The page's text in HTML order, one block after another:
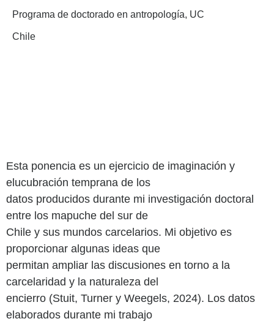
Programa de doctorado en antropología, UC
Chile
Esta ponencia es un ejercicio de imaginación y
elucubración temprana de los
datos producidos durante mi investigación doctoral
entre los mapuche del sur de
Chile y sus mundos carcelarios. Mi objetivo es
proporcionar algunas ideas que
permitan ampliar las discusiones en torno a la
carcelaridad y la naturaleza del
encierro (Stuit, Turner y Weegels, 2024). Los datos
elaborados durante mi trabajo